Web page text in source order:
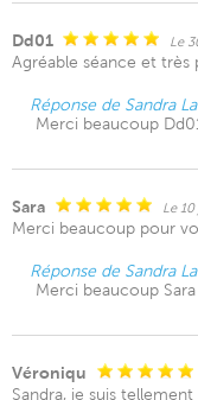
Dd01 Le
Agréable séance et très
Réponse de Sandra
Merci beaucoup
Sara Le
Merci beaucoup pour
Réponse de Sandra
Merci beaucoup
Véroniqu
Sandra, je suis